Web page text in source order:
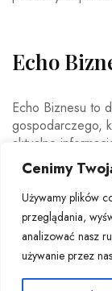
Cenimy
Używamy plików
przeglądania,
analizować nasz
używanie przez
Echo
Echo Biznesu to
gospodarczego,
aktualne
doświadczonych
codziennie
trendy
światową